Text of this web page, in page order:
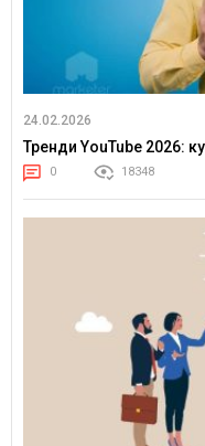
24.02.2026
Тренди YouTube 2026:
0 18348